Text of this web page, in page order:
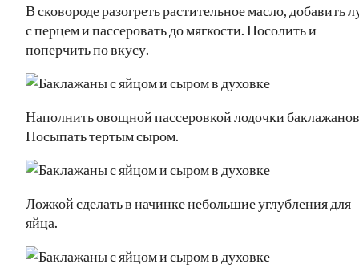
В сковороде разогреть растительное масло, добавить
с перцем и пассеровать до мягкости. Посолить и
поперчить по вкусу.
Наполнить овощной пассеровкой лодочки
Посыпать тертым сыром.
Ложкой сделать в начинке небольшие углубления для
яйца.